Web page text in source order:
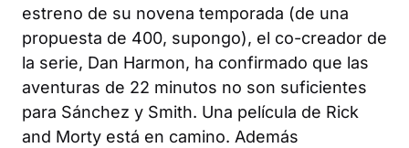
estreno de su novena temporada (de una
propuesta de 400, supongo), el co-creador de
la serie, Dan Harmon, ha confirmado que las
aventuras de 22 minutos no son suficientes
para Sánchez y Smith. Una película de Rick
and Morty está en camino. Además